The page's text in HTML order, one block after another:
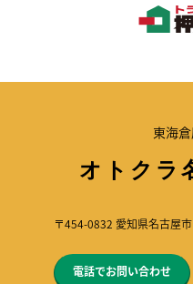
東海
オトクラ
〒454-0832 愛知県名古屋
電話でお問い合わせ